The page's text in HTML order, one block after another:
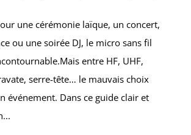
une cérémonie laïque, un concert,
ou une soirée DJ, le micro sans fil
entre HF, UHF,
serre-tête… le mauvais choix
événement. Dans ce guide clair et